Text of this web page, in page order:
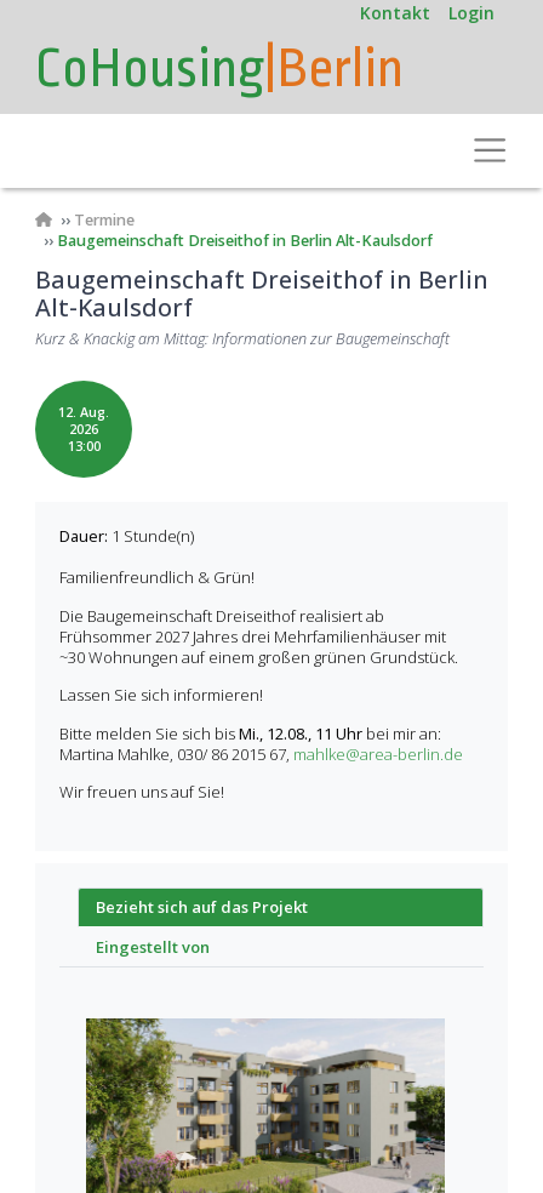
Inhaltaccount
menu
Kontakt Login
CoHousing |Berlin
Pfadnavigation
Termine
Baugemeinschaft Dreiseithof in Berlin Alt-Kaulsdorf
Baugemeinschaft Dreiseithof in Berlin
Alt-Kaulsdorf
Kurz & Knackig am Mittag: Informationen zur Baugemeinschaft
12. Aug.
2026
13:00
Dauer: 1 Stunde(n)
Familienfreundlich & Grün!
Die Baugemeinschaft Dreiseithof realisiert ab
Frühsommer 2027 Jahres drei Mehrfamilienhäuser mit
~30 Wohnungen auf einem großen grünen Grundstück.
Lassen Sie sich informieren!
Bitte melden Sie sich bisMi., 12.08., 11 Uhr bei mir an:
Martina Mahlke, 030/ 86 2015 67, mahlke@area-berlin.de
Wir freuen uns auf Sie!
Bezieht sich auf das Projekt
Eingestellt von